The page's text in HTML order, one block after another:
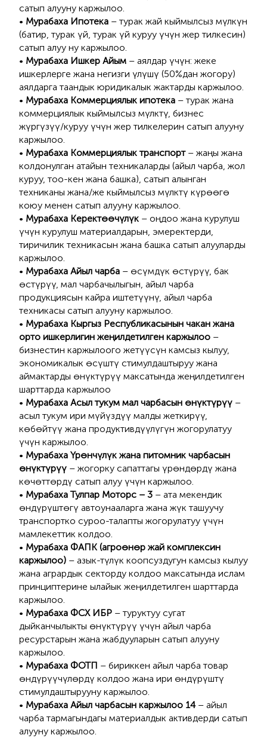
сатып алууну каржылоо.
• Мурабаха Ипотека – турак жай кыймылсыз мүлкүн
(батир, турак үй, турак үй куруу үчүн жер тилкесин)
сатып алуу ну каржылоо.
• Мурабаха Ишкер Айым – аялдар үчүн: жеке
ишкерлерге жана негизги үлүшү (50%дан жогору)
аялдарга таандык юридикалык жактарды каржылоо.
• Мурабаха Коммерциялык ипотека – турак жана
коммерциялык кыймылсыз мүлктү, бизнес
жүргүзүү/куруу үчүн жер тилкелерин сатып алууну
каржылоо.
• Мурабаха Коммерциялык транспорт– жаңы жана
колдонулган атайын техникаларды (айыл чарба, жол
куруу, тоо-кен жана башка), сатып алынган
техниканы жана/же кыймылсыз мүлктү күрөөгө
коюу менен сатып алууну каржылоо.
• Мурабаха Керектөөчүлүк – оңдоо жана курулуш
үчүн курулуш материалдарын, эмеректерди,
тиричилик техникасын жана башка сатып алууларды
каржылоо.
• Мурабаха Айыл чарба – өсүмдүк өстүрүү, бак
өстүрүү, мал чарбачылыгын, айыл чарба
продукциясын кайра иштетүүнү, айыл чарба
техникасы сатып алууну каржылоо.
• Мурабаха Кыргыз Республикасынын чакан жана
орто ишкерлигин жеңилдетилген каржылоо –
бизнестин каржылоого жетүүсүн камсыз кылуу,
экономикалык өсүштү стимулдаштыруу жана
аймактарды өнүктүрүү максатында жеңилдетилген
шарттарда каржылоо
• Мурабаха Асыл тукум мал чарбасын өнүктүрүү –
асыл тукум ири мүйүздүү малды жеткирүү,
көбөйтүү жана продуктивдүүлүгүн жогорулатуу
үчүн каржылоо.
• Мурабаха Үрөнчүлүк жана питомник чарбасын
өнүктүрүү – жогорку сапаттагы үрөндөрдү жана
көчөттөрдү сатып алуу үчүн каржылоо.
• Мурабаха Тулпар Моторс – 3 – ата мекендик
өндүрүштөгү автоунааларга жана жүк ташуучу
транспортко суроо-талапты жогорулатуу үчүн
мамлекеттик колдоо.
• Мурабаха ФАПК (агроөнөр жай комплексин
каржылоо) – азык-түлүк коопсуздугун камсыз кылуу
жана агрардык секторду колдоо максатында ислам
принциптерине ылайык жеңилдетилген шарттарда
каржылоо.
• Мурабаха ФСХ ИБР – туруктуу сугат
дыйканчылыкты өнүктүрүү үчүн айыл чарба
ресурстарын жана жабдууларын сатып алууну
каржылоо.
• Мурабаха ФОТП – бириккен айыл чарба товар
өндүрүүчүлөрдү колдоо жана ири өндүрүштү
стимулдаштырууну каржылоо.
• Мурабаха Айыл чарбасын каржылоо 14– айыл
чарба тармагындагы материалдык активдерди сатып
алууну каржылоо.